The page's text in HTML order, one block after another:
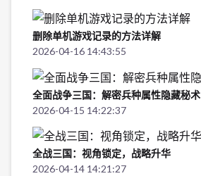
删除单机游戏记录的方法详解
2026-04-16 14:43:55
全面战争三国：解密兵种属性隐藏秘术
2026-04-15 14:22:37
全战三国：视角锁定，战略升华
2026-04-14 14:21:27